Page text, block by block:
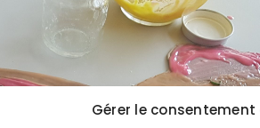
Gérer le consentement